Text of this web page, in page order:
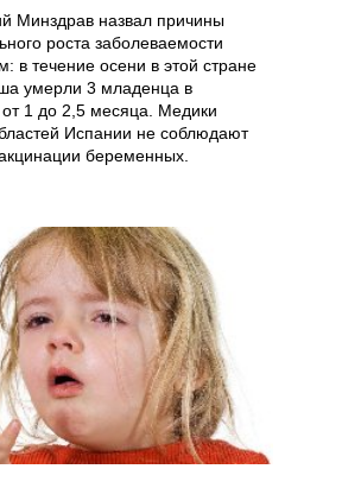
Минздрав назвал причины
роста заболеваемости
в течение осени в этой стране
умерли 3 младенца в
от 1 до 2,5 месяца. Медики
Испании не соблюдают
беременных.